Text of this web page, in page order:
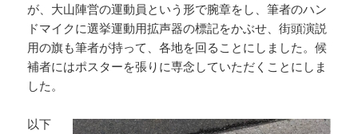
が、大山陣営の運動員という形で腕章をし、筆者のハン
ドマイクに選挙運動用拡声器の標記をかぶせ、街頭演説
用の旗も筆者が持って、各地を回ることにしました。候
補者にはポスターを張りに専念していただくことにしま
した。
以下